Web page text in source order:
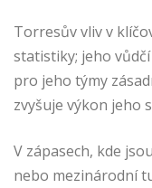
Torresův vliv v
statistiky; jeho
pro jeho týmy
zvyšuje výkon jeho
V zápasech, kde
nebo mezinárodní